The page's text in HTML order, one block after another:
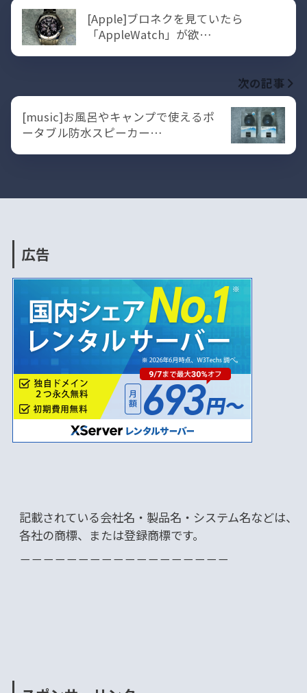
[Apple]ブロネクを見ていたら
「AppleWatch」が欲…
次の記事
[music]お風呂やキャンプで使えるポ
ータブル防水スピーカー…
広告
記載されている会社名・製品名・システム名などは、
各社の商標、または登録商標です。
－－－－－－－－－－－－－－－－－－